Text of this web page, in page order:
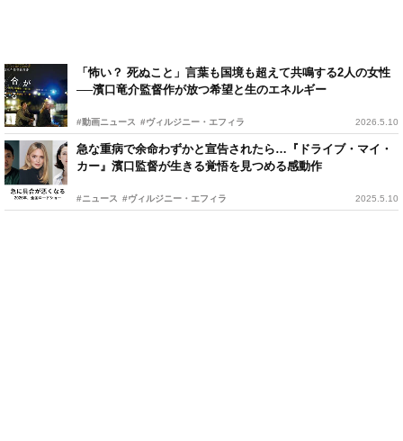
「怖い？ 死ぬこと」言葉も国境も超えて共鳴する2人の女性
──濱口竜介監督作が放つ希望と生のエネルギー
#動画ニュース #ヴィルジニー・エフィラ 2026.5.10
急な重病で余命わずかと宣告されたら…『ドライブ・マイ・
カー』濱口監督が生きる覚悟を見つめる感動作
#ニュース #ヴィルジニー・エフィラ 2025.5.10